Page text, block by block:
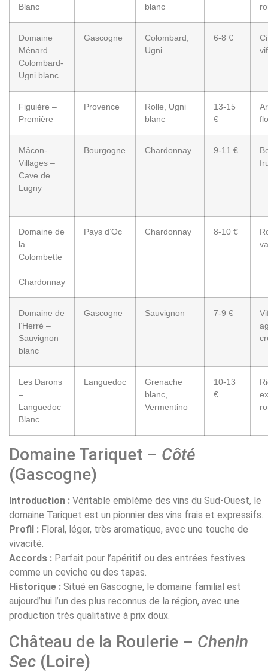
Blanc
blanc
Domaine
Ménard –
Colombard-
Ugni blanc
Gascogne
Colombard,
Ugni
6-8 €
Figuière –
Première
Provence
Rolle, Ugni
blanc
13-15
€
Mâcon-
Villages –
Cave de
Lugny
Bourgogne Chardonnay 9-11 €
Domaine de
la
Colombette
–
Chardonnay
Pays d’Oc Chardonnay 8-10 €
Domaine de
l’Herré –
Sauvignon
blanc
Gascogne Sauvignon 7-9 €
Les Darons
–
Languedoc
Blanc
Languedoc
Grenache
blanc,
Vermentino
10-13
€
Domaine Tariquet – Côté
(Gascogne)
Introduction : Véritable emblème des vins du Sud-Ouest, le
domaine Tariquet est un pionnier des vins frais et expressifs.
Profil : Floral, léger, très aromatique, avec une touche de
vivacité.
Accords : Parfait pour l’apéritif ou des entrées festives
comme un ceviche ou des tapas.
Historique : Situé en Gascogne, le domaine familial est
aujourd’hui l’un des plus reconnus de la région, avec une
production très qualitative à prix doux.
Château de la Roulerie – Chenin
Sec (Loire)